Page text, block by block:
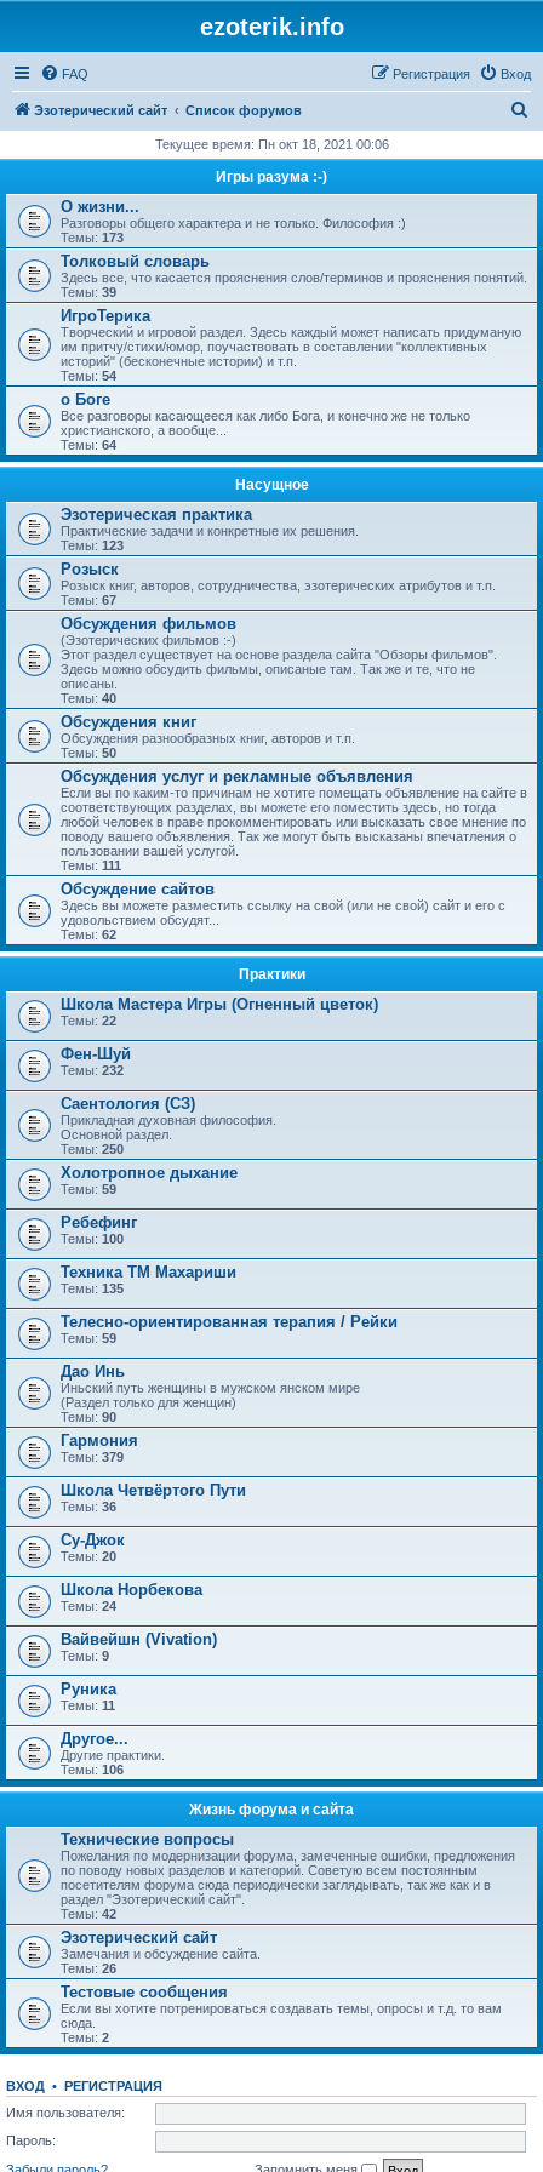
ezoterik.info
FAQ Вход
Регистрация
Эзотерический сайт Список форумов
с
Текущее время: Пн окт 18, 2021 00:06
Игры разума :-)
О жизни...
Разговоры общего характера и не только. Философия :)
Темы: 173
Толковый словарь
Здесь все, что касается прояснения слов/терминов и прояснения понятий.
Темы: 39
ИгроТерика
Творческий и игровой раздел. Здесь каждый может написать придуманую
им притчу/стихи/юмор, поучаствовать в составлении "коллективных
историй" (бесконечные истории) и т.п.
Темы: 54
о Боге
Все разговоры касающееся как либо Бога, и конечно же не только
христианского, а вообще...
Темы: 64
Насущное
Эзотерическая практика
Практические задачи и конкретные их решения.
Темы: 123
Розыск
Розыск книг, авторов, сотрудничества, эзотерических атрибутов и т.п.
Темы: 67
Обсуждения фильмов
(Эзотерических фильмов :-)
Этот раздел существует на основе раздела сайта "Обзоры фильмов".
Здесь можно обсудить фильмы, описаные там. Так же и те, что не
описаны.
Темы: 40
Обсуждения книг
Обсуждения разнообразных книг, авторов и т.п.
Темы: 50
Обсуждения услуг и рекламные объявления
Если вы по каким-то причинам не хотите помещать объявление на сайте в
соответствующих разделах, вы можете его поместить здесь, но тогда
любой человек в праве прокомментировать или высказать свое мнение по
поводу вашего объявления. Так же могут быть высказаны впечатления о
пользовании вашей услугой.
Темы: 111
Обсуждение сайтов
Здесь вы можете разместить ссылку на свой (или не свой) сайт и его с
удовольствием обсудят...
Темы: 62
Практики
Школа Мастера Игры (Огненный цветок)
Темы: 22
Фен-Шуй
Темы: 232
Саентология (СЗ)
Прикладная духовная философия.
Основной раздел.
Темы: 250
Холотропное дыхание
Темы: 59
Ребефинг
Темы: 100
Техника ТМ Махариши
Темы: 135
Телесно-ориентированная терапия / Рейки
Темы: 59
Дао Инь
Иньский путь женщины в мужском янском мире
(Раздел только для женщин)
Темы: 90
Гармония
Темы: 379
Школа Четвёртого Пути
Темы: 36
Су-Джок
Темы: 20
Школа Норбекова
Темы: 24
Вайвейшн (Vivation)
Темы: 9
Руника
Темы: 11
Другое...
Другие практики.
Темы: 106
Жизнь форума и сайта
Технические вопросы
Пожелания по модернизации форума, замеченные ошибки, предложения
по поводу новых разделов и категорий. Советую всем постоянным
посетителям форума сюда периодически заглядывать, так же как и в
раздел "Эзотерический сайт".
Темы: 42
Эзотерический сайт
Замечания и обсуждение сайта.
Темы: 26
Тестовые сообщения
Если вы хотите потренироваться создавать темы, опросы и т.д. то вам
сюда.
Темы: 2
ВХОД • РЕГИСТРАЦИЯ
Имя пользователя:
Пароль: